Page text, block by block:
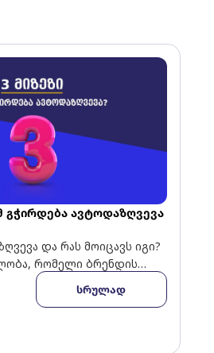
გჭირდება ავტოდაზღვევა
და რას მოიცავს იგი?
რომელი ბრენდის
ან მართვის
გაქვს – […]
სრულად